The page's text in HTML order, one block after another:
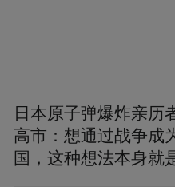
日本原子弹爆炸亲历
高市：想通过战争成
国，这种想法本身就